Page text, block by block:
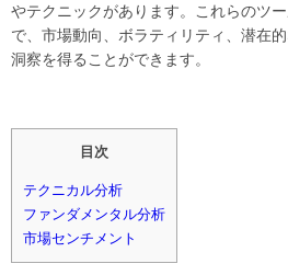
やテクニックがあります。これらのツ
で、市場動向、ボラティリティ、潜在
洞察を得ることができます。
目次
テクニカル分析
ファンダメンタル分析
市場センチメント